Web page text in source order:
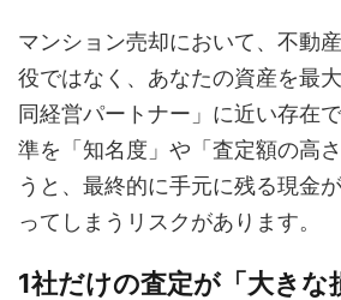
マンション売却において、不動
役ではなく、あなたの資産を最
同経営パートナー」に近い存在
準を「知名度」や「査定額の高
うと、最終的に手元に残る現金
ってしまうリスクがあります。
1社だけの査定が「大きな